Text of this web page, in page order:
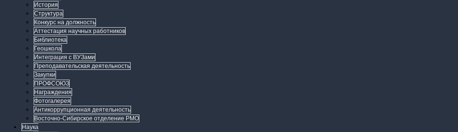
История
Структура
Конкурс на должность
Аттестация научных работников
Библиотека
Геошкола
Интеграция с ВУЗами
Преподавательская деятельность
Закупки
ПРОФСОЮЗ
Награждения
Фотогалерея
Антикоррупционная деятельность
Восточно-Сибирское отделение РМО
Наука